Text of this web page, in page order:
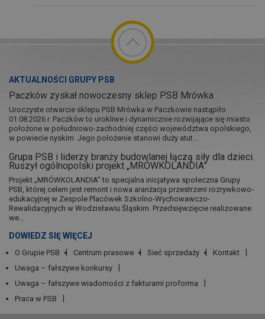
AKTUALNOŚCI GRUPY PSB
Paczków zyskał nowoczesny sklep PSB Mrówka
Uroczyste otwarcie sklepu PSB Mrówka w Paczkowie nastąpiło
01.08.2026 r. Paczków to urokliwe i dynamicznie rozwijające się miasto
położone w południowo-zachodniej części województwa opolskiego,
w powiecie nyskim. Jego położenie stanowi duży atut...
Grupa PSB i liderzy branży budowlanej łączą siły dla dzieci.
Ruszył ogólnopolski projekt „MRÓWKOLANDIA”
Projekt „MRÓWKOLANDIA” to specjalna inicjatywa społeczna Grupy
PSB, której celem jest remont i nowa aranżacja przestrzeni rozrywkowo-
edukacyjnej w Zespole Placówek Szkolno-Wychowawczo-
Rewalidacyjnych w Wodzisławiu Śląskim. Przedsięwzięcie realizowane
we...
DOWIEDZ SIĘ WIĘCEJ
O Grupie PSB Centrum prasowe Sieć sprzedaży
Kontakt
Uwaga – fałszywe konkursy
Uwaga – fałszywe wiadomości z fakturami proforma
Praca w PSB